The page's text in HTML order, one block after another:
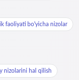
faoliyati bo'yicha nizolar
nizolarini hal qilish